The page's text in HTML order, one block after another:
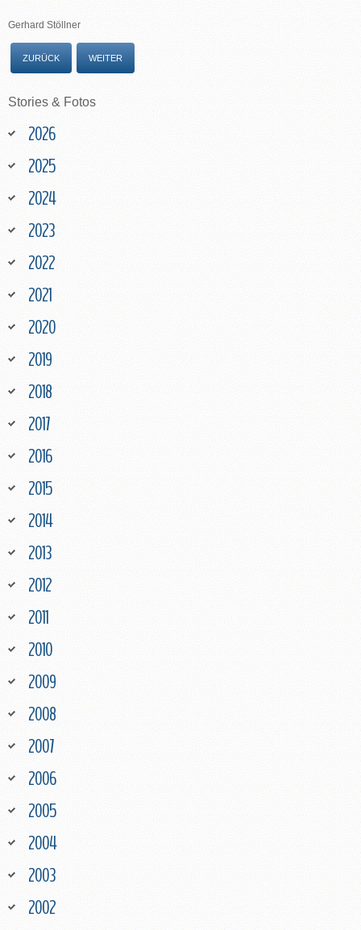
Gerhard Stöllner
ZURÜCK WEITER
Stories & Fotos
2026
2025
2024
2023
2022
2021
2020
2019
2018
2017
2016
2015
2014
2013
2012
2011
2010
2009
2008
2007
2006
2005
2004
2003
2002